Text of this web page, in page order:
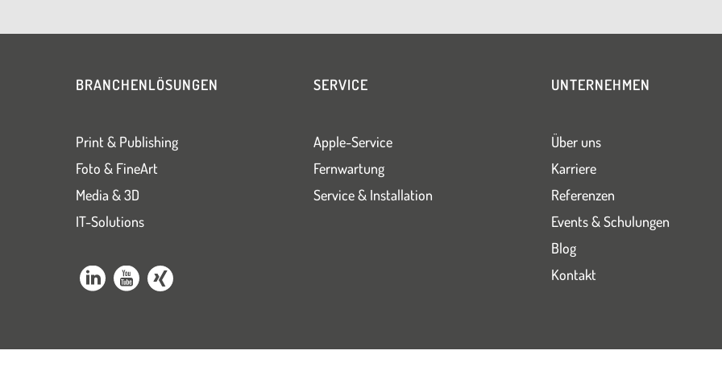
BRANCHENLÖSUNGEN
Print & Publishing
Foto & FineArt
Media & 3D
IT-Solutions
SERVICE
Apple-Service
Fernwartung
Service & Installation
UNTERNEHMEN
Über uns
Karriere
Referenzen
Events & Schulungen
Blog
Kontakt